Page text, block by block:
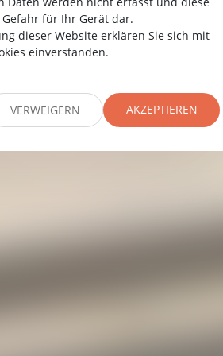
FÜR
für Ihr Gerät dar.
dieser Website erklären Sie sich mit
einverstanden.
VERWEIGERN AKZEPTIEREN